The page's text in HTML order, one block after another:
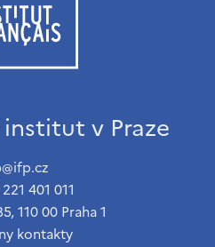
v Praze
401 011
110 00 Praha 1
kontakty